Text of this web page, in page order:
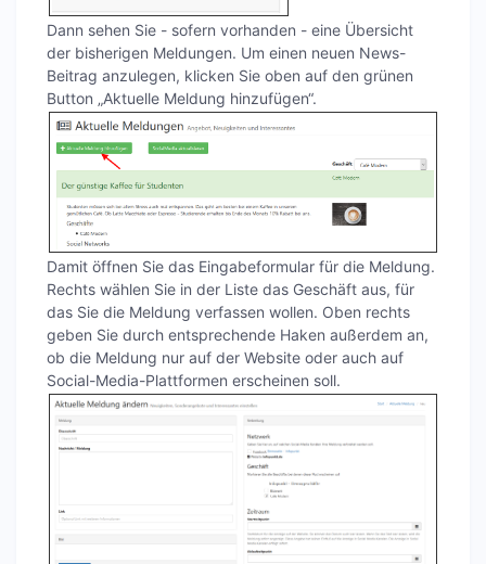
Dann sehen Sie - sofern vorhanden - eine Übersicht
der bisherigen Meldungen. Um einen neuen News-
Beitrag anzulegen, klicken Sie oben auf den grünen
Button „Aktuelle Meldung hinzufügen“.
Damit öffnen Sie das Eingabeformular für die Meldung.
Rechts wählen Sie in der Liste das Geschäft aus, für
das Sie die Meldung verfassen wollen. Oben rechts
geben Sie durch entsprechende Haken außerdem an,
ob die Meldung nur auf der Website oder auch auf
Social-Media-Plattformen erscheinen soll.